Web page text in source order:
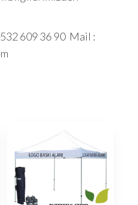
609 36 90 Mail :